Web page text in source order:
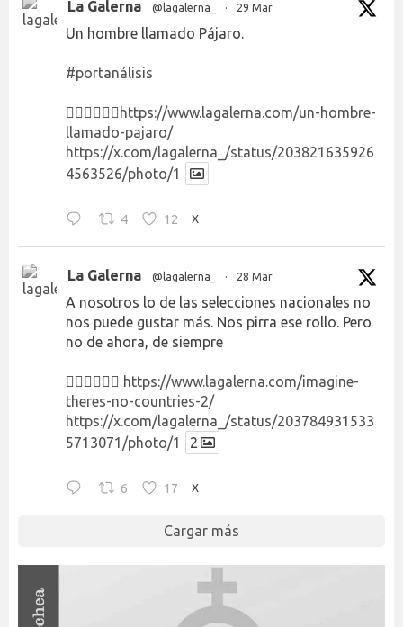
La Galerna @lagalerna_ · 29 Mar
Un hombre llamado Pájaro.
#portanálisis
👉🏻👉🏻👉🏻 https://www.lagalerna.com/un-hombre-
llamado-pajaro/
https://x.com/lagalerna_/status/203821635926
4563526/photo/1
4 12 X
La Galerna @lagalerna_ · 28 Mar
A nosotros lo de las selecciones nacionales no
nos puede gustar más. Nos pirra ese rollo. Pero
no de ahora, de siempre
👉🏻👉🏻👉🏻 https://www.lagalerna.com/imagine-
theres-no-countries-2/
https://x.com/lagalerna_/status/203784931533
5713071/photo/1
2
6 17 X
Cargar más